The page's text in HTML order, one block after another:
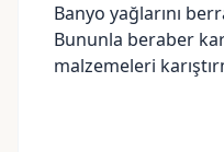
Banyo yağlarını
Bununla beraber
malzemeleri